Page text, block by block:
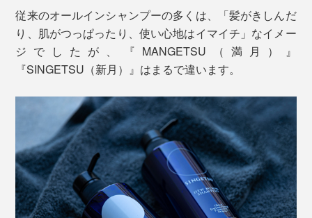
をコントロールする、脳の大脳辺縁系へ直接伝わりま
す。自然の香りをかぐと、私たちが山や森で感じた癒し
の体験とつながって、心地よさを呼び覚ましてくれるそ
う。
『MANGETSU（満月）』と『SINGETSU（新月）』、
香りの選び方は自由です。好みや気分に合せて、どちら
（1）体は、気楽にできる動き、ルーティンを続けなが
ら、
（2）心は、リラックスして、内面・考えに集中できる
と、
（3）脳が、やる気や幸福感を生む神経伝達物質「ドー
パミン」を分泌する
という、瞑想のような境地に入ります。
するように洗っていると、ますます泡立ってきて、しか
も、その泡がヘタりにくいことを実感するはずです。
従来のオールインシャンプーの多くは、「髪がきしんだ
り、肌がつっぱったり、使い心地はイマイチ」なイメー
ジでしたが、『MANGETSU（満月）』
『SINGETSU（新月）』はまるで違います。